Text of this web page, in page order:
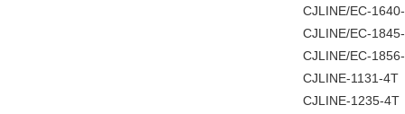
CJLINE/EC-
CJLINE/EC-
CJLINE/EC-
CJLINE-1131-4T
CJLINE-1235-4T